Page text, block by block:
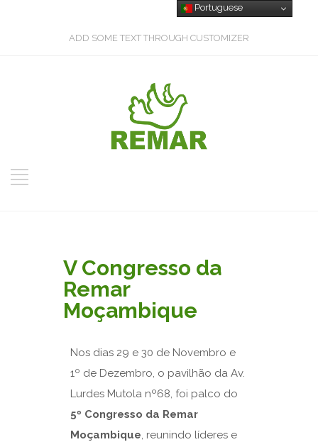
ADD SOME TEXT THROUGH CUSTOMIZER
V Congresso da
Remar
Moçambique
Nos dias 29 e 30 de Novembro e
1º de Dezembro, o pavilhão da Av.
Lurdes Mutola nº68, foi palco do
5º Congresso da Remar
Moçambique, reunindo líderes e
Portuguese